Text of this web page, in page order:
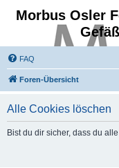
Morbus Osler
FAQ
Foren-Übersicht
Alle Cookies löschen
Bist du dir sicher, dass du